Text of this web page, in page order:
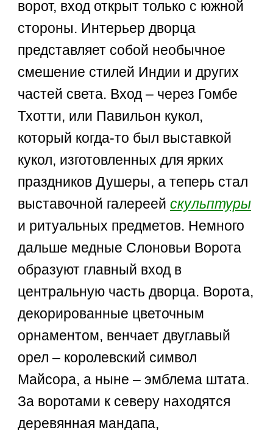
ворот, вход открыт только с южной
стороны. Интерьер дворца
представляет собой необычное
смешение стилей Индии и других
частей света. Вход – через Гомбе
Тхотти, или Павильон кукол,
который когда-то был выставкой
кукол, изготовленных для ярких
праздников Душеры, а теперь стал
выставочной галереейскульптуры
и ритуальных предметов. Немного
дальше медные Слоновьи Ворота
образуют главный вход в
центральную часть дворца. Ворота,
декорированные цветочным
орнаментом, венчает двуглавый
орел – королевский символ
Майсора, а ныне – эмблема штата.
За воротами к северу находятся
деревянная мандапа,